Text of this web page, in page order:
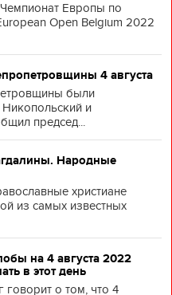
Европы по
Open Belgium 2022
4 августа
были
и
председ...
Народные
христиане
из самых известных
на 4 августа 2022
в этот день
говорит о том, что 4